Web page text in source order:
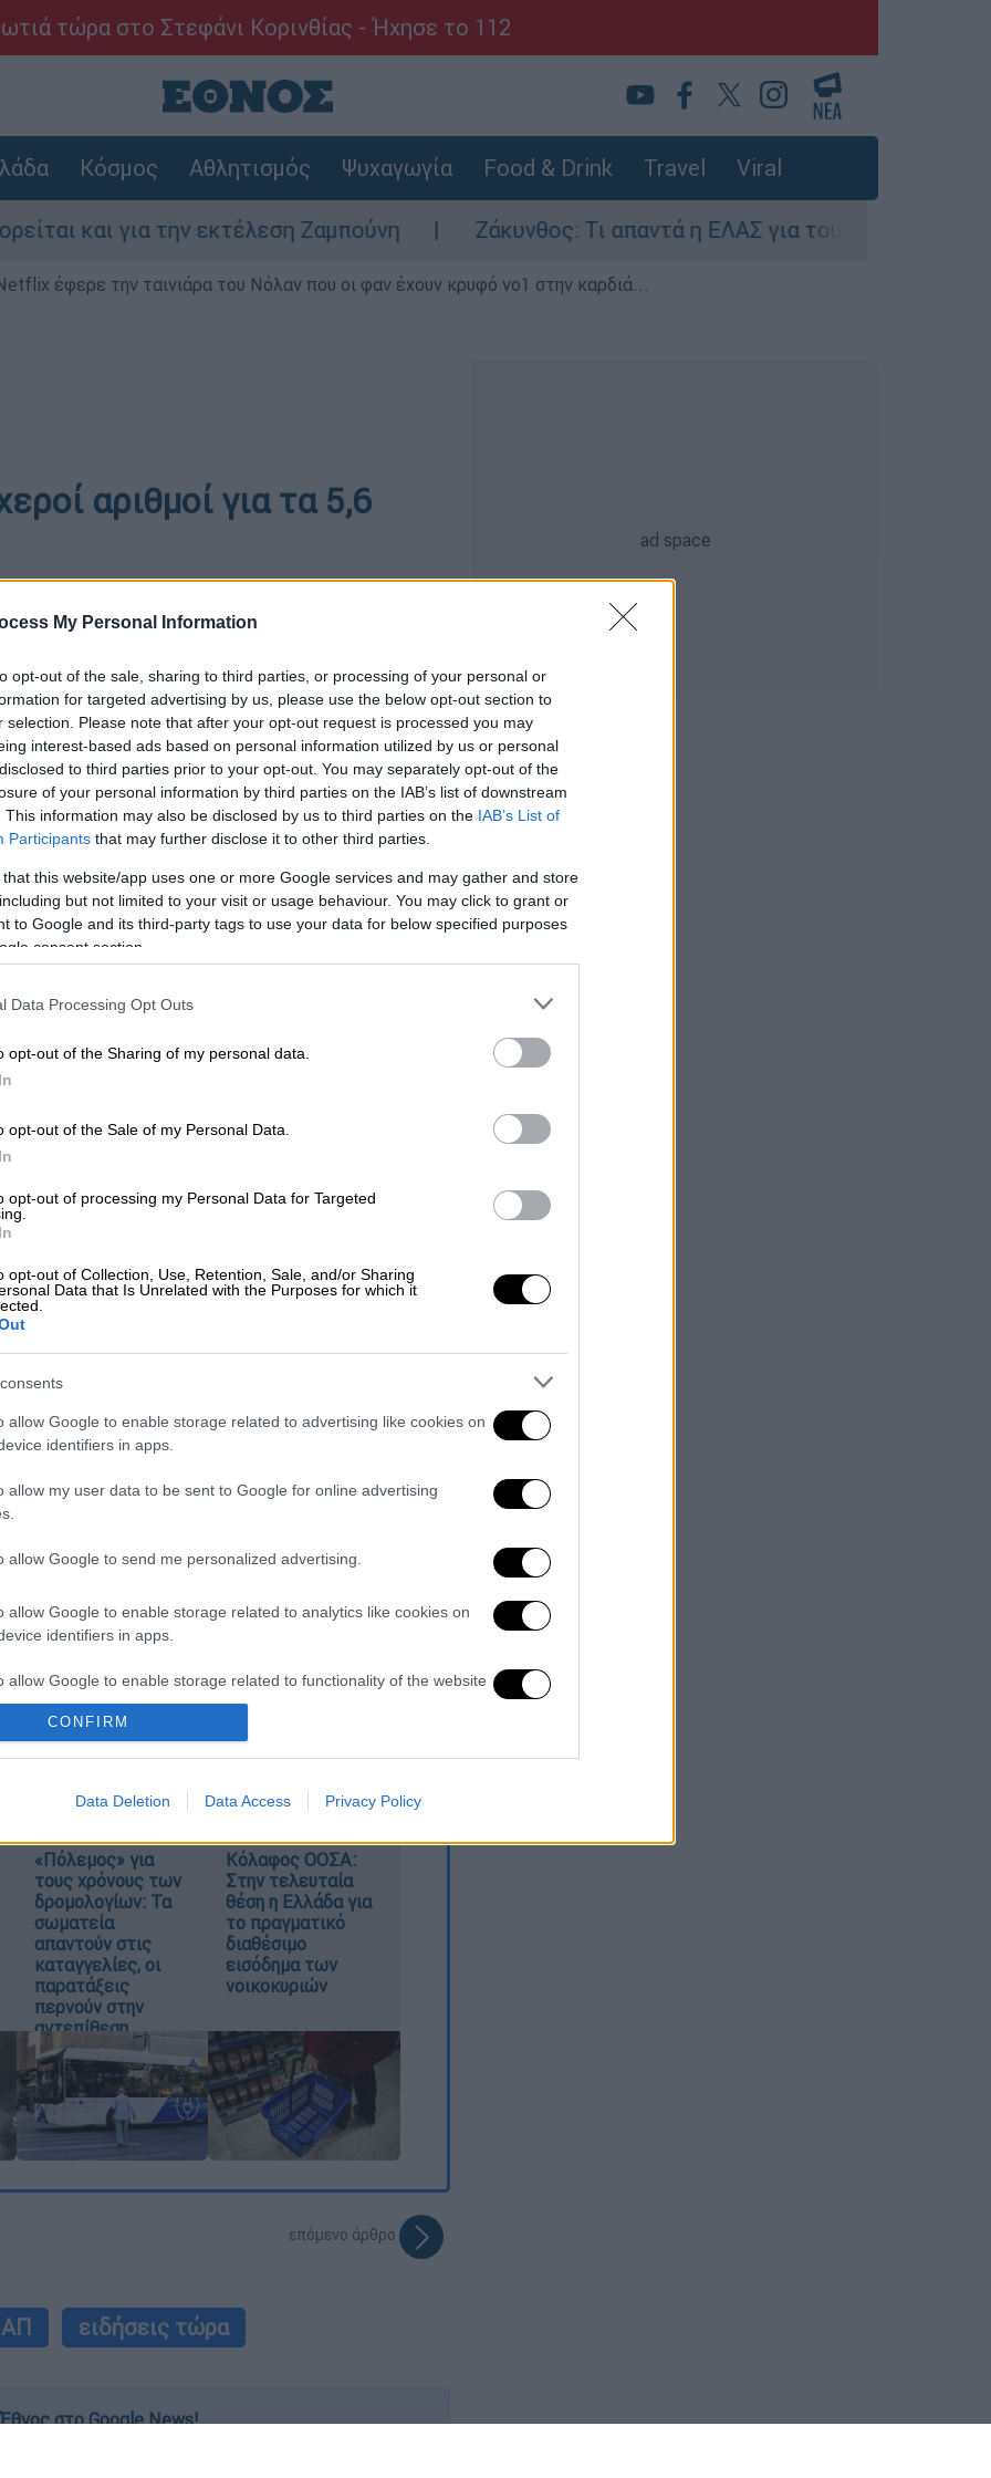
My Personal Information
opt-out of the sale, sharing to third parties, or processing of your personal or
for targeted advertising by us, please use the below opt-out section to
selection. Please note that after your opt-out request is processed you may
interest-based ads based on personal information utilized by us or personal
to third parties prior to your opt-out. You may separately opt-out of the
of your personal information by third parties on the IAB’s list of downstream
This information may also be disclosed by us to third parties on the IAB’s List of
Participants that may further disclose it to other third parties.
that this website/app uses one or more Google services and may gather and store
but not limited to your visit or usage behaviour. You may click to grant or
to Google and its third-party tags to use your data for below specified purposes
consent section.
Data Processing Opt Outs
opt-out of the Sharing of my personal data.
opt-out of the Sale of my Personal Data.
opt-out of processing my Personal Data for Targeted
opt-out of Collection, Use, Retention, Sale, and/or Sharing
Data that Is Unrelated with the Purposes for which it
allow Google to enable storage related to advertising like cookies on
identifiers in apps.
allow my user data to be sent to Google for online advertising
allow Google to send me personalized advertising.
allow Google to enable storage related to analytics like cookies on
identifiers in apps.
allow Google to enable storage related to functionality of the website
allow Google to enable storage related to security, including
CONFIRM
Data Deletion Data Access Privacy Policy
τώρα στο Στεφάνι Κορινθίας - Ήχησε το 112
Κόσμος Αθλητισμός Ψυχαγωγία Food & Drink Travel Viral
και για την εκτέλεση Ζαμπούνη Ζάκυνθος: Τι απαντά η ΕΛΑΣ για τους 8 βιασμούς
έφερε την ταινιάρα του Νόλαν που οι φαν έχουν κρυφό νο1 στην καρδιά...
αριθμοί για τα 5,6
το ΕΘΝΟΣ στη Google
2680τουΤζόκερτουΟΠΑΠ, που
Τζόκερ είναι οι εξής:10, 11, 16, 20, 31
ΕΘΝΟΣ θα παρεμβαίνει και τα προσβλητικά σχόλια θα
«Πόλεμος» για
τους χρόνους των
δρομολογίων: Τα
σωματεία
απαντούν στις
καταγγελίες, οι
παρατάξεις
περνούν στην
αντεπίθεση
Κόλαφος ΟΟΣΑ:
Στην τελευταία
θέση η Ελλάδα για
το πραγματικό
διαθέσιμο
εισόδημα των
νοικοκυριών
επόμενο άρθρο
ειδήσεις τώρα
στο Google News!